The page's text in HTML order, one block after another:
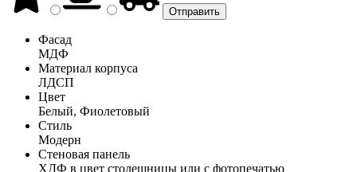
Фасад
МДФ
Материал корпуса
ЛДСП
Цвет
Белый, Фиолетовый
Стиль
Модерн
Стеновая панель
ХДФ в цвет столешницы или с фотопечатью